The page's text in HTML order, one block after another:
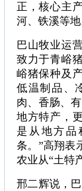
正，核心主
河、铁溪等地
巴山牧业运
致力于青峪
峪猪保种及
低温制品、
肉、香肠、
地方特产，
是从地方品
条。”高翔表
农业从“土特
邢二辉说，